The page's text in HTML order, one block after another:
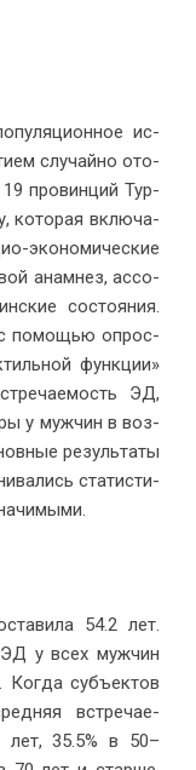
ис­
слу­чай­но ото­
про­вин­ций Тур­
ко­то­рая вклю­ча­
эко­но­ми­че­ские
ана­мнез, ас­со­
со­сто­я­ния.
с по­мо­щью опрос­
функ­ции»
ЭД,
у муж­чин в воз­
ре­зуль­та­ты
ста­ти­сти­
54.2 лет.
ЭД у всех муж­чин
Ко­гда субъ­ек­тов
встре­ча­е­
35.5% в 50–